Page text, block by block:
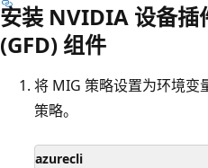
安装 NVIDIA 设备插
(GFD) 组件
将 MIG 策略设置为环境变
策略。
azurecli